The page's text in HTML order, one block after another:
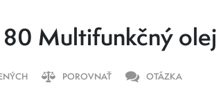
80 Multifunkčný olej
POROVNAŤ OTÁZKA